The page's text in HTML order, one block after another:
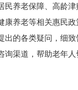
民养老保障、高龄
康养老等相关惠民
出的各类疑问，细
询渠道，帮助老年